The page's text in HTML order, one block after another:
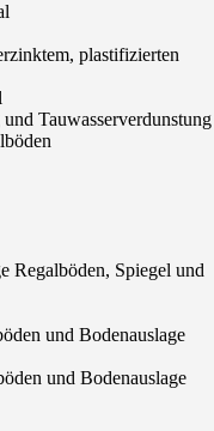
plastifizierten
Tauwasserverdunstung
Regalböden, Spiegel und
und Bodenauslage
und Bodenauslage